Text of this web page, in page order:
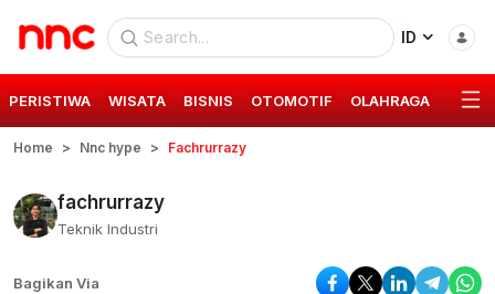
ID
PERISTIWA WISATA BISNIS OTOMOTIF OLAHRAGA GAYA
Home Nnc hype Fachrurrazy
fachrurrazy
Teknik Industri
Bagikan Via